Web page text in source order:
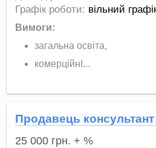
Графік роботи: вільний
Вимоги:
загальна освiта,
комерційнI...
Продавець
25 000 грн. + %